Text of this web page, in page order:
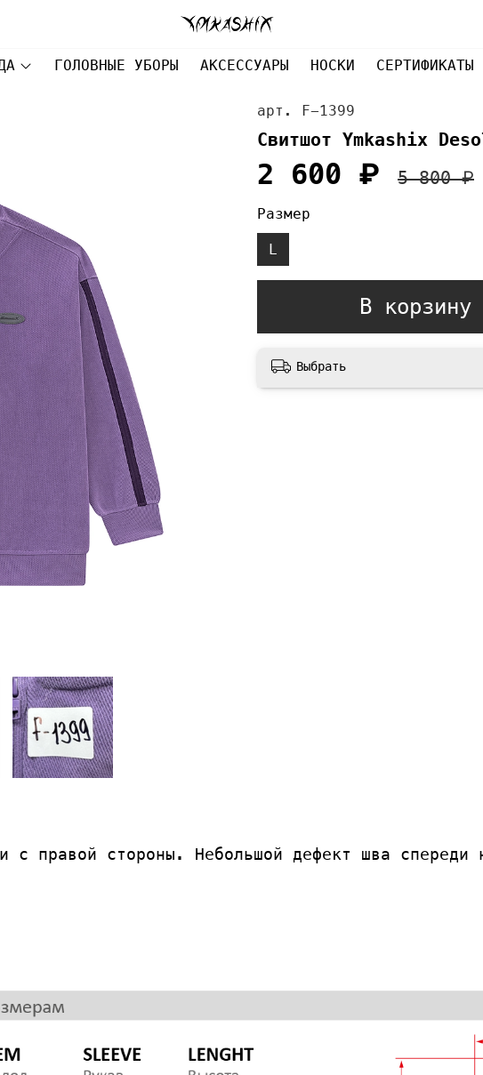
ГОЛОВНЫЕ УБОРЫ АКСЕССУАРЫ НОСКИ СЕРТИФИКАТЫ
арт. F-1399
Свитшот Ymkashix
2 600 ₽ 5 800 ₽
В корзину
Размер
L
Выбрать
с правой стороны. Небольшой дефект шва спереди